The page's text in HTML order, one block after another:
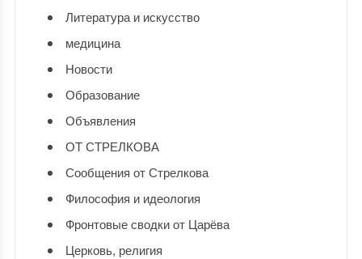
Литература и искусство
медицина
Новости
Образование
Объявления
ОТ СТРЕЛКОВА
Сообщения от Стрелкова
Философия и идеология
Фронтовые сводки от Царёва
Церковь, религия